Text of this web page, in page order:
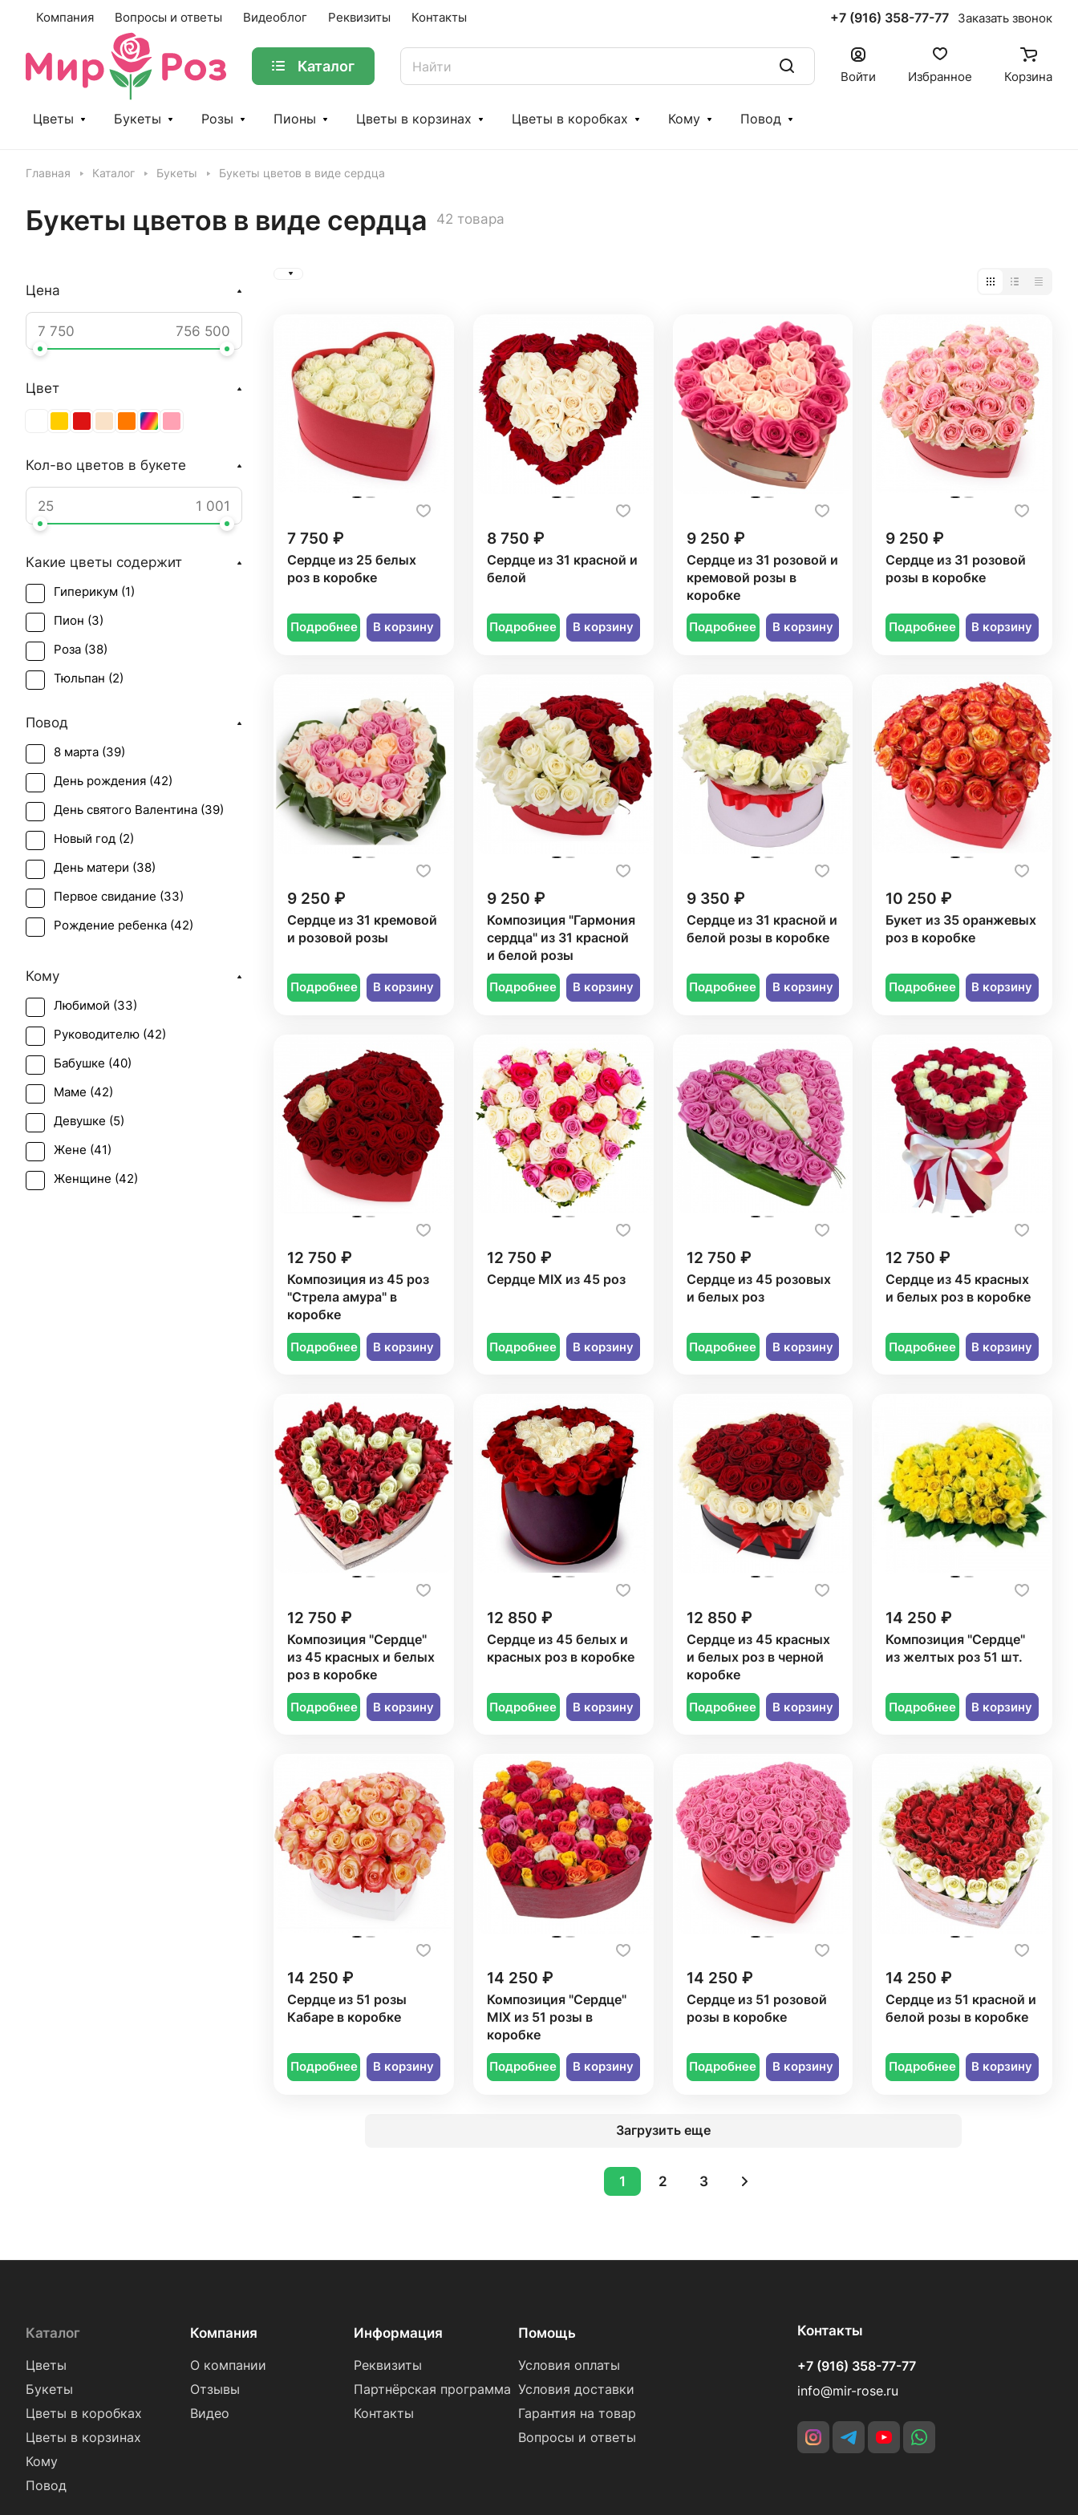
Компания Вопросы и ответы Видеоблог Реквизиты Контакты +7 (916) 358-77-77 Заказать звонок
Каталог
Войти Избранное Корзина
Цветы Букеты Розы Пионы Цветы в корзинах Цветы в коробках Кому Повод
Главная Каталог Букеты Букеты цветов в виде сердца
Букеты цветов в виде сердца 42 товара
7 750 ₽
Сердце из 25 белых
роз в коробке
Подробнее В корзину
8 750 ₽
Сердце из 31 красной и
белой
Подробнее В корзину
9 250 ₽
Сердце из 31 розовой и
кремовой розы в
коробке
Подробнее В корзину
9 250 ₽
Сердце из 31 розовой
розы в коробке
Подробнее В корзину
9 250 ₽
Сердце из 31 кремовой
и розовой розы
Подробнее В корзину
9 250 ₽
Композиция "Гармония
сердца" из 31 красной
и белой розы
Подробнее В корзину
9 350 ₽
Сердце из 31 красной и
белой розы в коробке
Подробнее В корзину
10 250 ₽
Букет из 35 оранжевых
роз в коробке
Подробнее В корзину
12 750 ₽
Композиция из 45 роз
"Стрела амура" в
коробке
Подробнее В корзину
12 750 ₽
Сердце MIX из 45 роз
Подробнее В корзину
12 750 ₽
Сердце из 45 розовых
и белых роз
Подробнее В корзину
12 750 ₽
Сердце из 45 красных
и белых роз в коробке
Подробнее В корзину
12 750 ₽
Композиция "Сердце"
из 45 красных и белых
роз в коробке
Подробнее В корзину
12 850 ₽
Сердце из 45 белых и
красных роз в коробке
Подробнее В корзину
12 850 ₽
Сердце из 45 красных
и белых роз в черной
коробке
Подробнее В корзину
14 250 ₽
Композиция "Сердце"
из желтых роз 51 шт.
Подробнее В корзину
14 250 ₽
Сердце из 51 розы
Кабаре в коробке
Подробнее В корзину
14 250 ₽
Композиция "Сердце"
MIX из 51 розы в
коробке
Подробнее В корзину
14 250 ₽
Сердце из 51 розовой
розы в коробке
Подробнее В корзину
14 250 ₽
Сердце из 51 красной и
белой розы в коробке
Подробнее В корзину
Загрузить еще
1 2 3
Цена
Цвет
Кол-во цветов в букете
Какие цветы содержит
Гиперикум (1)
Пион (3)
Роза (38)
Тюльпан (2)
Повод
8 марта (39)
День рождения (42)
День святого Валентина (39)
Новый год (2)
День матери (38)
Первое свидание (33)
Рождение ребенка (42)
Татьянин день (
Юбилей ( 41)
Кому
Любимой (33)
Руководителю (42)
Бабушке (40)
Маме (42)
Девушке (5)
Жене (41)
Женщине (42)
Каталог
Цветы
Букеты
Цветы в коробках
Цветы в корзинах
Кому
Повод
Компания
О компании
Отзывы
Видео
Информация
Реквизиты
Партнёрская программа
Контакты
Помощь
Условия оплаты
Условия доставки
Гарантия на товар
Вопросы и ответы
Контакты
+7 (916) 358-77-77
info@mir-rose.ru